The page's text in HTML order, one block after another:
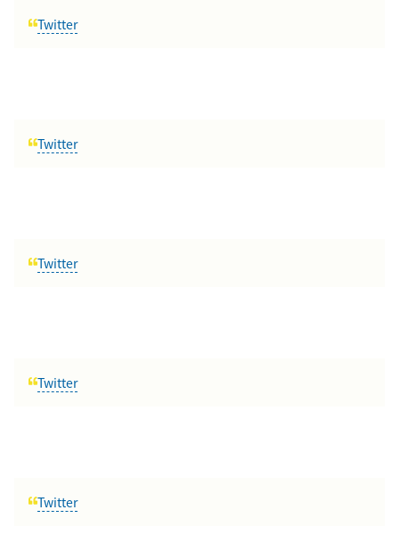
Twitter
Twitter
Twitter
Twitter
Twitter